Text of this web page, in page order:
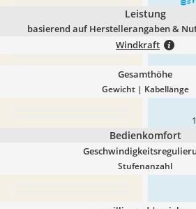
Leistung
basierend auf Herstellerangaben &
Windkraft
Gesamthöhe
Gewicht | Kabellänge
Bedienkomfort
Stufenanzahl